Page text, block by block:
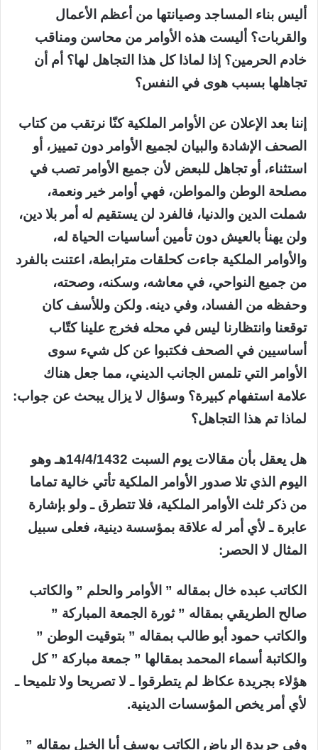
أليس بناء المساجد وصيانتها من أعظم الأعمال
والقربات؟ أليست هذه الأوامر من محاسن ومناقب
خادم الحرمين؟ إذا لماذا كل هذا التجاهل لها؟ أم أن
تجاهلها بسبب هوى في النفس؟
إننا بعد الإعلان عن الأوامر الملكية كنّا نرتقب من كتاب
الصحف الإشادة والبيان لجميع الأوامر دون تمييز، أو
استثناء، أو تجاهل للبعض لأن جميع الأوامر تصب في
مصلحة الوطن والمواطن، فهي أوامر خير ونعمة،
شملت الدين والدنيا، فالفرد لن يستقيم له أمر بلا دين،
ولن يهنأ بالعيش دون تأمين أساسيات الحياة له،
والأوامر الملكية جاءت كحلقات مترابطة، اعتنت بالفرد
من جميع النواحي، في معاشه، وسكنه، وصحته،
وحفظه من الفساد، وفي دينه. ولكن وللأسف كان
توقعنا وانتظارنا ليس في محله فخرج علينا كتّاب
أساسيين في الصحف فكتبوا عن كل شيء سوى
الأوامر التي تلمس الجانب الديني، مما جعل هناك
علامة استفهام كبيرة؟ وسؤال لا يزال يبحث عن جواب:
لماذا تم هذا التجاهل؟
هل يعقل بأن مقالات يوم السبت 14/4/1432هـ وهو
اليوم الذي تلا صدور الأوامر الملكية تأتي خالية تماما
من ذكر ثلث الأوامر الملكية، فلا تتطرق ـ ولو بإشارة
عابرة ـ لأي أمر له علاقة بمؤسسة دينية، فعلى سبيل
المثال لا الحصر:
الكاتب عبده خال بمقاله ” الأوامر والحلم ” والكاتب
صالح الطريقي بمقاله ” ثورة الجمعة المباركة ”
والكاتب حمود أبو طالب بمقاله ” بتوقيت الوطن ”
والكاتبة أسماء المحمد بمقالها ” جمعة مباركة ” كل
هؤلاء بجريدة عكاظ لم يتطرقوا ـ لا تصريحا ولا تلميحا ـ
لأي أمر يخص المؤسسات الدينية.
وفي جريدة الرياض الكاتب يوسف أبا الخيل بمقاله ”